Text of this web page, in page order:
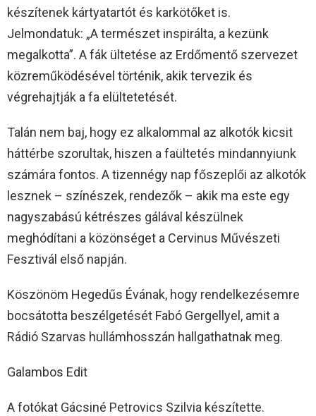
készítenek kártyatartót és karkötőket is.
Jelmondatuk: „A természet inspirálta, a kezünk
megalkotta”. A fák ültetése az Erdőmentő szervezet
közreműködésével történik, akik tervezik és
végrehajtják a fa elültetetését.
Talán nem baj, hogy ez alkalommal az alkotók kicsit
háttérbe szorultak, hiszen a faültetés mindannyiunk
számára fontos. A tizennégy nap főszeplői az alkotók
lesznek – színészek, rendezők – akik ma este egy
nagyszabású kétrészes gálával készülnek
meghódítani a közönséget a Cervinus Művészeti
Fesztivál első napján.
Köszönöm Hegedűs Évának, hogy rendelkezésemre
bocsátotta beszélgetését Fabó Gergellyel, amit a
Rádió Szarvas hullámhosszán hallgathatnak meg.
Galambos Edit
A fotókat Gácsiné Petrovics Szilvia készítette.